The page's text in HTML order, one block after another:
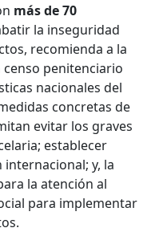
más de 70
la inseguridad
recomienda a la
censo penitenciario
nacionales del
concretas de
evitar los graves
establecer
y, la
la atención al
para implementar